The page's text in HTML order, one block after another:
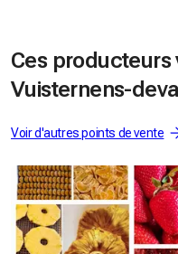
Ces producteurs
Vuisternens-
Voir d'autres points de vente